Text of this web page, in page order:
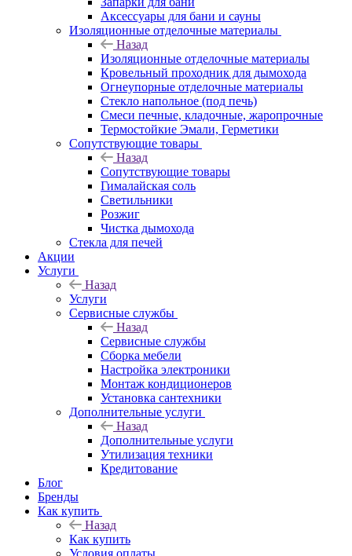
Аксессуары для бани и сауны
Изоляционные отделочные материалы
Назад
Изоляционные отделочные материалы
Кровельный проходник для дымохода
Огнеупорные отделочные материалы
Стекло напольное (под печь)
Смеси печные, кладочные, жаропрочные
Термостойкие Эмали, Герметики
Сопутствующие товары
Назад
Сопутствующие товары
Гималайская соль
Светильники
Розжиг
Чистка дымохода
Стекла для печей
Акции
Услуги
Назад
Услуги
Сервисные службы
Назад
Сервисные службы
Сборка мебели
Настройка электроники
Монтаж кондиционеров
Установка сантехники
Дополнительные услуги
Назад
Дополнительные услуги
Утилизация техники
Кредитование
Блог
Бренды
Как купить
Назад
Как купить
Условия оплаты